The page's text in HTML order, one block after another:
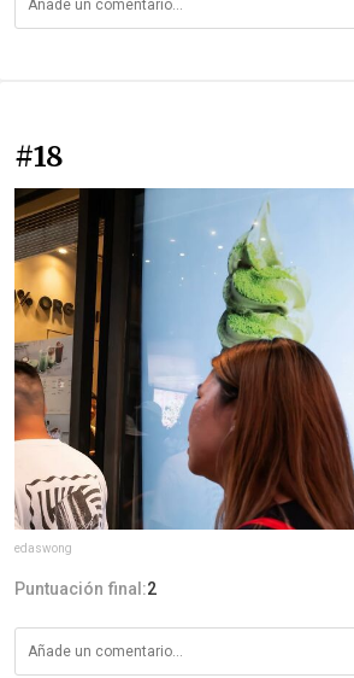
#18
edaswong
Puntuación final:2